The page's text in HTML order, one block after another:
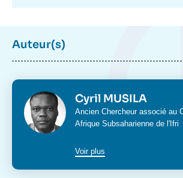
Auteur(s)
Photo Cyril MUSILA
Intitulé
du
Ancien Chercheur associé au
Afrique Subsaharienne de l'Ifri
Voir plus